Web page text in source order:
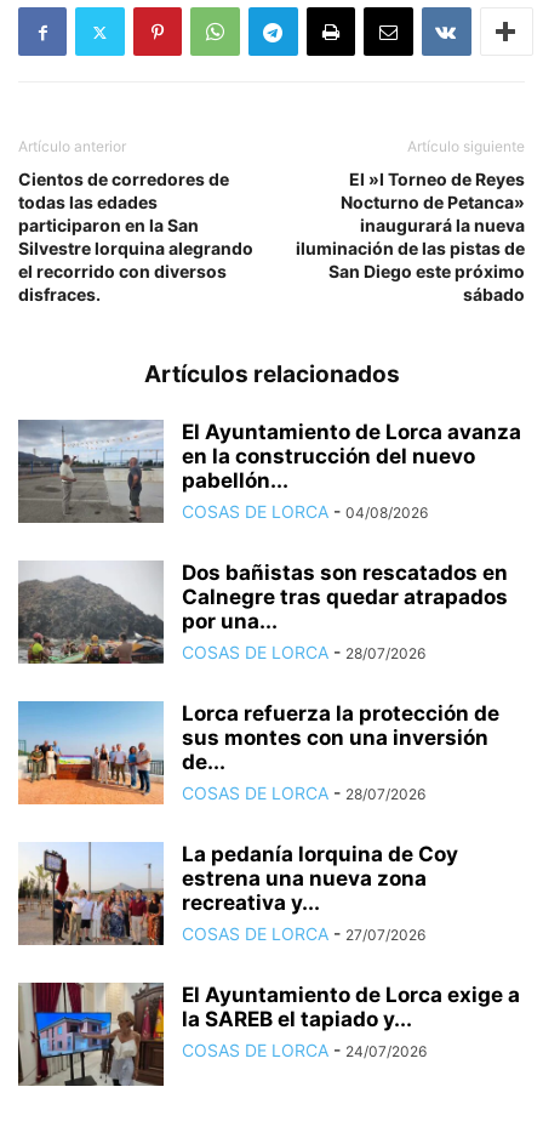
Artículo anterior
Cientos de corredores de
todas las edades
participaron en la San
Silvestre lorquina alegrando
el recorrido con diversos
disfraces.
Artículo siguiente
El »I Torneo de Reyes
Nocturno de Petanca»
inaugurará la nueva
iluminación de las pistas de
San Diego este próximo
sábado
Artículos relacionados
El Ayuntamiento de Lorca avanza
en la construcción del nuevo
pabellón...
COSAS DE LORCA - 04/08/2026
Dos bañistas son rescatados en
Calnegre tras quedar atrapados
por una...
COSAS DE LORCA - 28/07/2026
Lorca refuerza la protección de
sus montes con una inversión
de...
COSAS DE LORCA - 28/07/2026
La pedanía lorquina de Coy
estrena una nueva zona
recreativa y...
COSAS DE LORCA - 27/07/2026
El Ayuntamiento de Lorca exige a
la SAREB el tapiado y...
COSAS DE LORCA - 24/07/2026